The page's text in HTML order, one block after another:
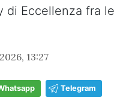
di Eccellenza fra le
13:27
Telegram